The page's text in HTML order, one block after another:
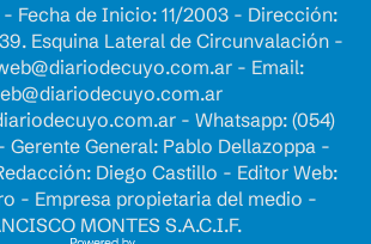
Fecha de Inicio: 11/2003 - Dirección:
Esquina Lateral de Circunvalación -
- Email:
- Whatsapp: (054)
Gerente General: Pablo Dellazoppa -
Diego Castillo - Editor Web:
- Empresa propietaria del medio -
MONTES S.A.C.I.F.